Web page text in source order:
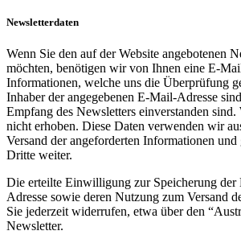
Newsletterdaten
Wenn Sie den auf der Website angebotenen
möchten, benötigen wir von Ihnen eine E-
Informationen, welche uns die Überprüfung
Inhaber der angegebenen E-Mail-Adresse
Empfang des Newsletters einverstanden
nicht erhoben. Diese Daten verwenden wir
Versand der angeforderten Informationen und
Dritte weiter.
Die erteilte Einwilligung zur Speicherung der
Adresse sowie deren Nutzung zum Versand
Sie jederzeit widerrufen, etwa über den
Newsletter.